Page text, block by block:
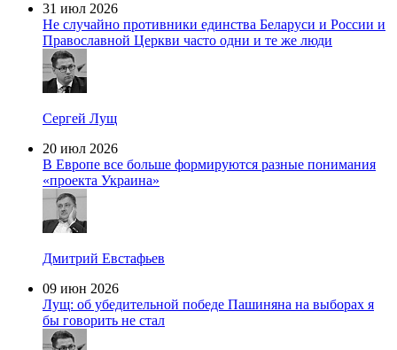
31 июл 2026
Не случайно противники единства Беларуси и России и
Православной Церкви часто одни и те же люди
Сергей Лущ
20 июл 2026
В Европе все больше формируются разные понимания
«проекта Украина»
Дмитрий Евстафьев
09 июн 2026
Лущ: об убедительной победе Пашиняна на выборах я
бы говорить не стал